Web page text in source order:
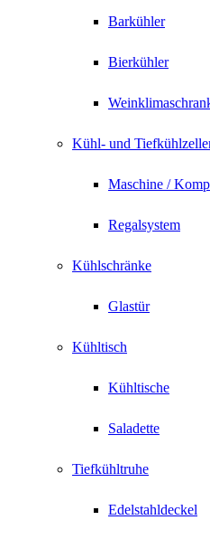
Barkühler
Bierkühler
Kühl- und
Maschine /
Regalsystem
Kühlschränke
Glastür
Kühltisch
Kühltische
Saladette
Tiefkühltruhe
Edelstahldeckel